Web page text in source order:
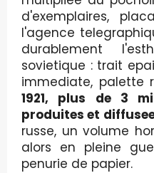
d'exemplaires,
l'agence
durablement
sovietique : trait
immediate, palette
1921, plus de 3
produites et
russe, un volume
alors en pleine
penurie de papier.